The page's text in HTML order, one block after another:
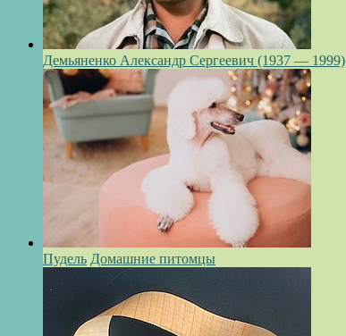
Демьяненко Александр Сергеевич (1937 — 1999)
Пудель Домашние питомцы